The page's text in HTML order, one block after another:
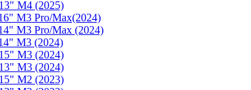
M4 (2025)
M3 Pro/Max(2024)
M3 Pro/Max (2024)
M3 (2024)
M3 (2024)
M3 (2024)
M2 (2023)